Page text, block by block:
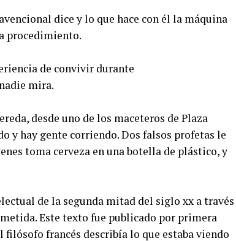
dice y lo que hace con él la máquina
procedimiento.
de convivir durante
mira.
desde uno de los maceteros de Plaza
y hay gente corriendo. Dos falsos profetas le
toma cerveza en una botella de plástico, y
de la segunda mitad del siglo xx a través
Este texto fue publicado por primera
filósofo francés describía lo que estaba viendo